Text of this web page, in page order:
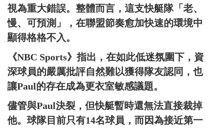
視為重大錯誤。整體而言，這支快艇隊「老、
慢、可預測」，在聯盟節奏愈加快速的環境中
顯得格格不入。
《NBC Sports》指出，在如此低迷氛圍下，資
深球員的嚴厲批評自然難以獲得隊友認同，也
讓Paul的存在成為更衣室敏感議題。
儘管與Paul決裂，但快艇暫時還無法直接裁掉
他。球隊目前只有14名球員，而因為接近第一